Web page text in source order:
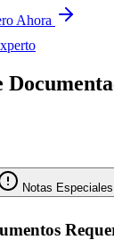
Ahora
Notas Especiales